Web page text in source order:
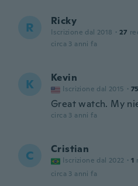
R Ricky
Iscrizione dal 2018 · 27
circa 3 anni fa
K Kevin
Iscrizione dal 2015 · 75
Great watch. My
circa 3 anni fa
C Cristian
Iscrizione dal 2022 · 1
circa 3 anni fa